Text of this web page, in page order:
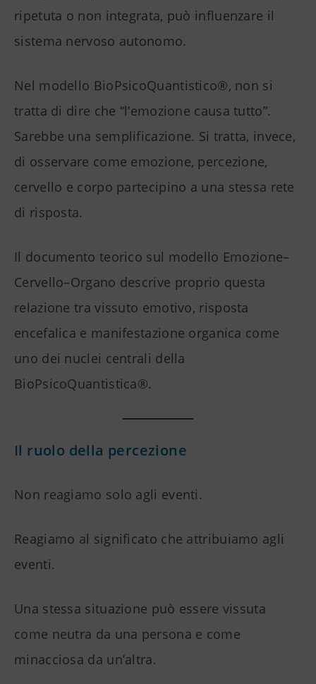
ripetuta o non integrata, può influenzare il
sistema nervoso autonomo.
Nel modello BioPsicoQuantistico®, non si
tratta di dire che “l’emozione causa tutto”.
Sarebbe una semplificazione. Si tratta, invece,
di osservare come emozione, percezione,
cervello e corpo partecipino a una stessa rete
di risposta.
Il documento teorico sul modello Emozione–
Cervello–Organo descrive proprio questa
relazione tra vissuto emotivo, risposta
encefalica e manifestazione organica come
uno dei nuclei centrali della
BioPsicoQuantistica®.
Il ruolo della percezione
Non reagiamo solo agli eventi.
Reagiamo al significato che attribuiamo agli
eventi.
Una stessa situazione può essere vissuta
come neutra da una persona e come
minacciosa da un’altra.